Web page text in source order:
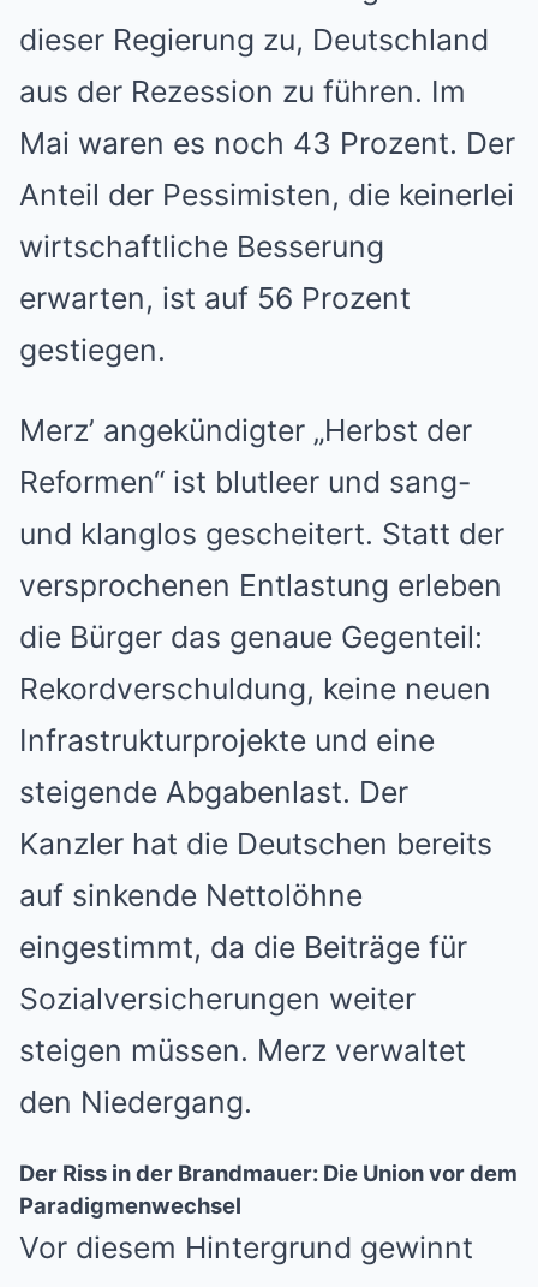
dieser Regierung zu, Deutschland
aus der Rezession zu führen. Im
Mai waren es noch 43 Prozent. Der
Anteil der Pessimisten, die keinerlei
wirtschaftliche Besserung
erwarten, ist auf 56 Prozent
gestiegen.
Merz’ angekündigter „Herbst der
Reformen“ ist blutleer und sang-
und klanglos gescheitert. Statt der
versprochenen Entlastung erleben
die Bürger das genaue Gegenteil:
Rekordverschuldung, keine neuen
Infrastrukturprojekte und eine
steigende Abgabenlast. Der
Kanzler hat die Deutschen bereits
auf sinkende Nettolöhne
eingestimmt, da die Beiträge für
Sozialversicherungen weiter
steigen müssen. Merz verwaltet
den Niedergang.
Der Riss in der Brandmauer: Die Union vor dem
Paradigmenwechsel
Vor diesem Hintergrund gewinnt